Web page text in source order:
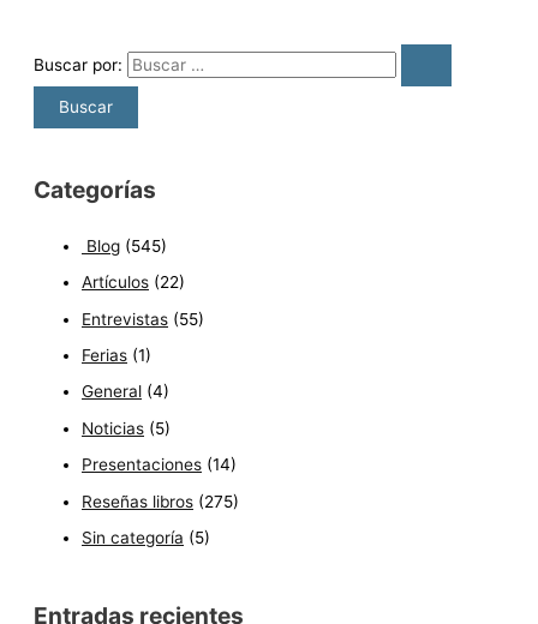
Buscar por:
Categorías
Blog (545)
Artículos (22)
Entrevistas (55)
Ferias (1)
General (4)
Noticias (5)
Presentaciones (14)
Reseñas libros (275)
Sin categoría (5)
Entradas recientes